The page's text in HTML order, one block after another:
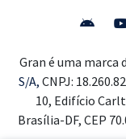
Gran é uma marca
S/A, CNPJ:
10, Edifício
Brasília-DF, CEP